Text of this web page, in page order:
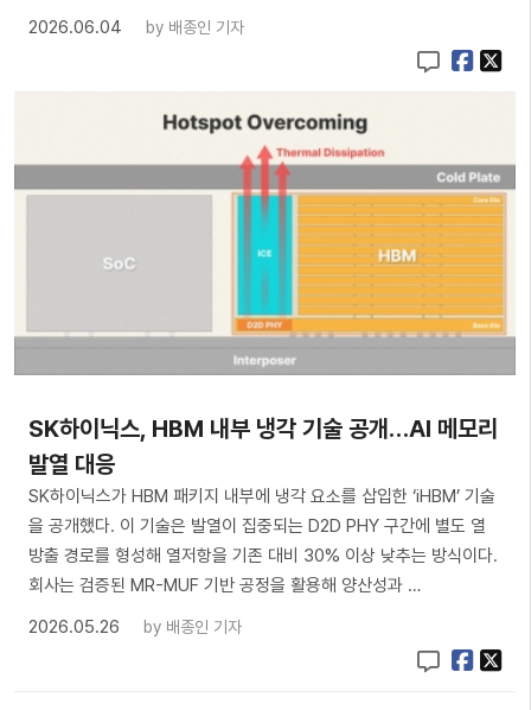
2026.06.04
by 배종인 기자
SK하이닉스, HBM 내부 냉각 기술 공개…AI 메모리
발열 대응
SK하이닉스가 HBM 패키지 내부에 냉각 요소를 삽입한 ‘iHBM’ 기술
을 공개했다. 이 기술은 발열이 집중되는 D2D PHY 구간에 별도 열
방출 경로를 형성해 열저항을 기존 대비 30% 이상 낮추는 방식이다.
회사는 검증된 MR-MUF 기반 공정을 활용해 양산성과 …
2026.05.26
by 배종인 기자